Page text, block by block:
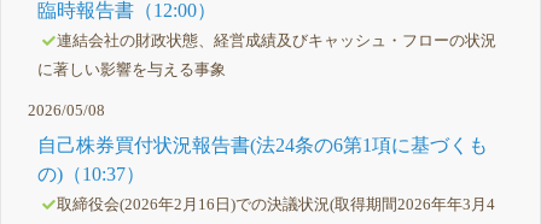
臨時報告書（12:00）
連結会社の財政状態、経営成績及びキャッシュ・フローの状況
に著しい影響を与える事象
2026/05/08
自己株券買付状況報告書(法24条の6第1項に基づくも
の)（10:37）
取締役会(2026年2月16日)での決議状況(取得期間2026年年3月4